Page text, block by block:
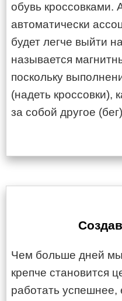
обувь кроссовками.
автоматически
будет легче выйти
называется
поскольку
(надеть кроссовки),
за собой другое
Чем больше дней
крепче становится
работать успешнее,